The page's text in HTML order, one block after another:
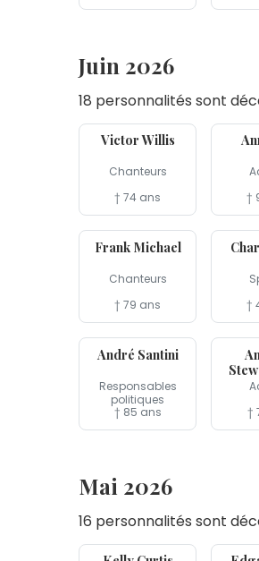
Juin 2026
18 personnalités sont
30 jun
Victor Willis
Chanteurs
† 74 ans
†
12 jun
Frank Michael
Chanteurs
† 79 ans
11 jun
†
1er jun
André Santini
Responsables
politiques
† 85 ans
1er jun
†
Mai 2026
16 personnalités sont
30 mai